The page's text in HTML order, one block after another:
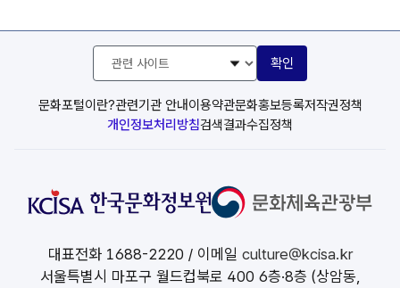
문화포털이란?관련기관 안내이용약관문화홍보등록저작권정책
개인정보처리방침검색결과수집정책
관
사
이
트
확인
대표전화 1688-2220 / 이메일 culture@kcisa.kr
서울특별시 마포구 월드컵북로 400 6층·8층 (상암동,